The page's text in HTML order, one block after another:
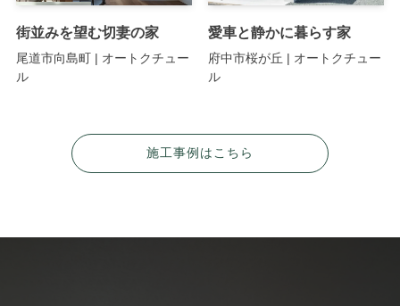
街並みを望む切妻の家
尾道市向島町 | オートクチュー
ル
愛車と静かに暮らす家
府中市桜が丘 | オートクチュー
ル
施工事例はこちら